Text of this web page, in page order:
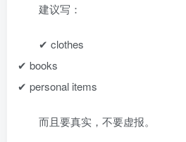
建议写：
✔ clothes
✔ books
✔ personal items
而且要真实，不要虚报。